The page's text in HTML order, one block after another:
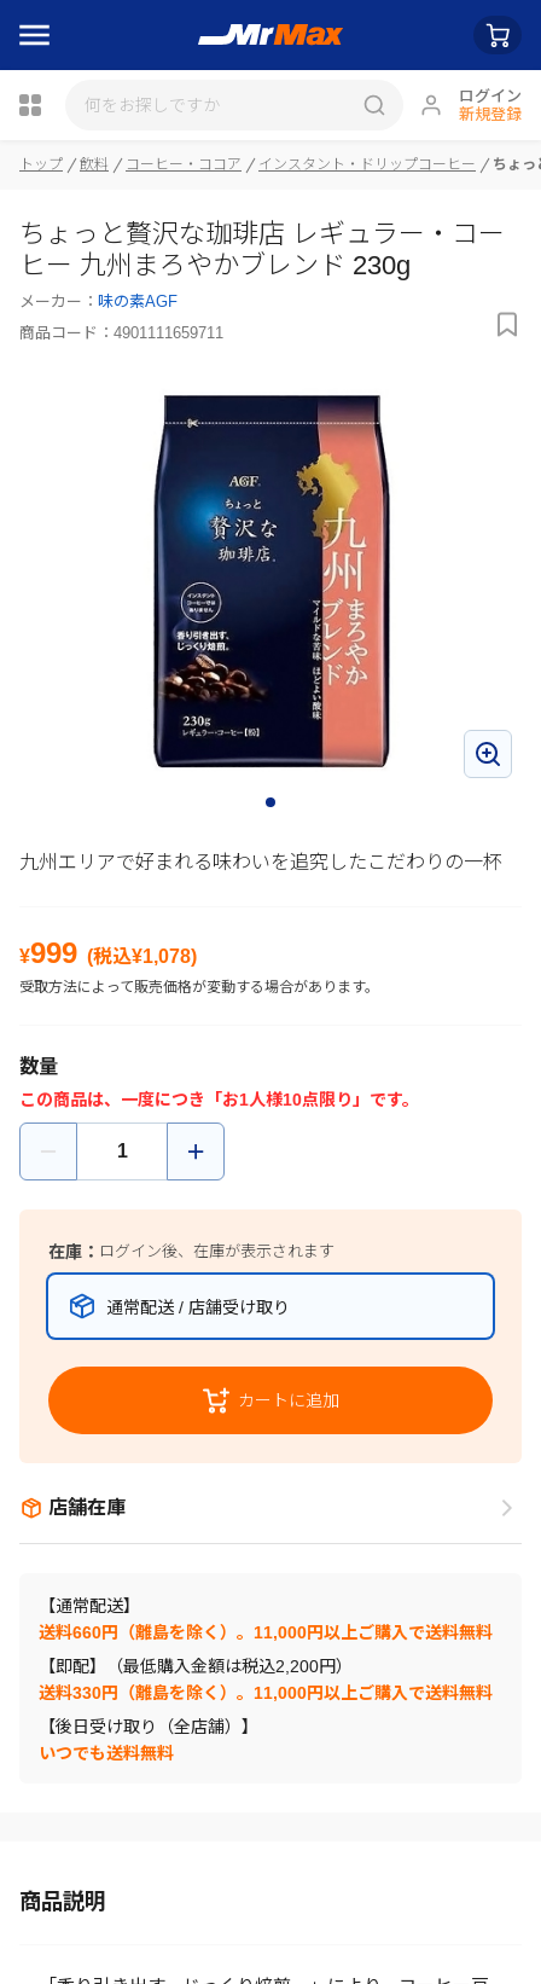
ログイン
新規登録
トップ 飲料 コーヒー・ココア インスタント・ドリップコーヒー ちょっ
ちょっと贅沢な珈琲店 レギュラー・コー
ヒー 九州まろやかブレンド 230g
メーカー： 味の素AGF
商品コード： 4901111659711
九州エリアで好まれる味わいを追究したこだわりの一杯
¥999 (税込¥1,078)
受取方法によって販売価格が変動する場合があります。
数量
この商品は、一度につき「お1人様10点限り」です。
在庫： ログイン後、在庫が表示されます
通常配送 / 店舗受け取り
カートに追加
店舗在庫
【通常配送】
送料660円（離島を除く）。11,000円以上ご購入で送料無料
【即配】（最低購入金額は税込2,200円）
送料330円（離島を除く）。11,000円以上ご購入で送料無料
【後日受け取り（全店舗）】
いつでも送料無料
商品説明